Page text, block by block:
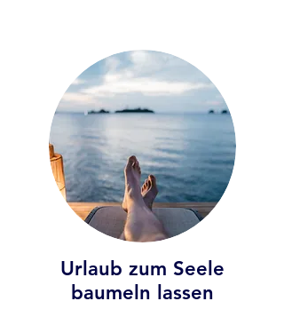
Urlaub zum Seele
baumeln lassen